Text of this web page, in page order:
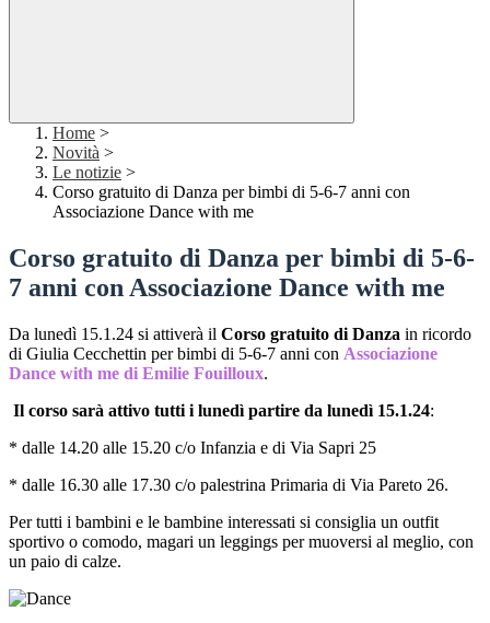
Home >
Novità >
Le notizie >
Corso gratuito di Danza per bimbi di 5-6-7 anni con
Associazione Dance with me
Corso gratuito di Danza per bimbi di 5-6-
7 anni con Associazione Dance with me
Da lunedì 15.1.24 si attiverà il Corso gratuito di Danza in ricordo
di Giulia Cecchettin per bimbi di 5-6-7 anni con Associazione
Dance with me di Emilie Fouilloux.
Il corso sarà attivo tutti i lunedì partire da lunedì 15.1.24:
* dalle 14.20 alle 15.20 c/o Infanzia e di Via Sapri 25
* dalle 16.30 alle 17.30 c/o palestrina Primaria di Via Pareto 26.
Per tutti i bambini e le bambine interessati si consiglia un outfit
sportivo o comodo, magari un leggings per muoversi al meglio, con
un paio di calze.